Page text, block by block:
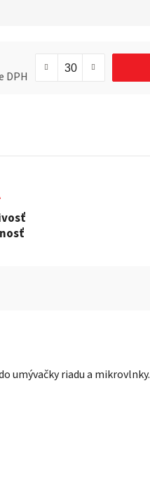
DPH
umývačky riadu a mikrovlnky.